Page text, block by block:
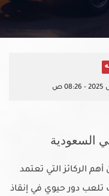
السعودية
الركائز التي تعتمد
تلعب دور حيوي في إنقاذ